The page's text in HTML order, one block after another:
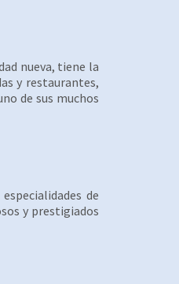
nueva, tiene la
y restaurantes,
de sus muchos
de
y prestigiados